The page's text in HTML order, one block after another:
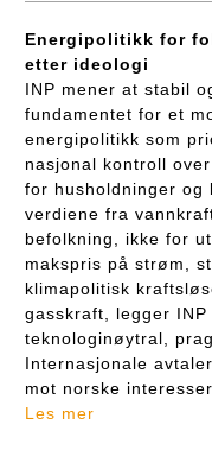
Energipolitikk for
etter ideologi
INP mener at stabil
fundamentet for et
energipolitikk som
nasjonal kontroll
for husholdninger og
verdiene fra
befolkning, ikke for
makspris på strøm,
klimapolitisk
gasskraft, legger
teknologinøytral,
Internasjonale
mot norske
Les mer